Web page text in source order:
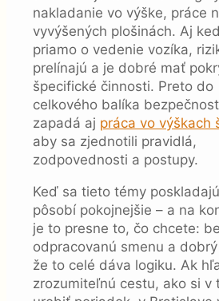
nakladanie vo výške, práce
vyvýšených plošinách. Aj
priamo o vedenie vozíka,
prelínajú a je dobré mať
špecifické činnosti. Preto do
celkového balíka
zapadá aj práca vo výškach
aby sa zjednotili pravidlá,
zodpovednosti a postupy.
Keď sa tieto témy
pôsobí pokojnejšie – a na
je to presne to, čo chcete:
odpracovanú smenu a
že to celé dáva logiku. Ak
zrozumiteľnú cestu, ako si v